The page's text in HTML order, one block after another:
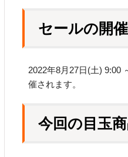
セールの開
2022年8月27日(土) 9:00
催されます。
今回の目玉商